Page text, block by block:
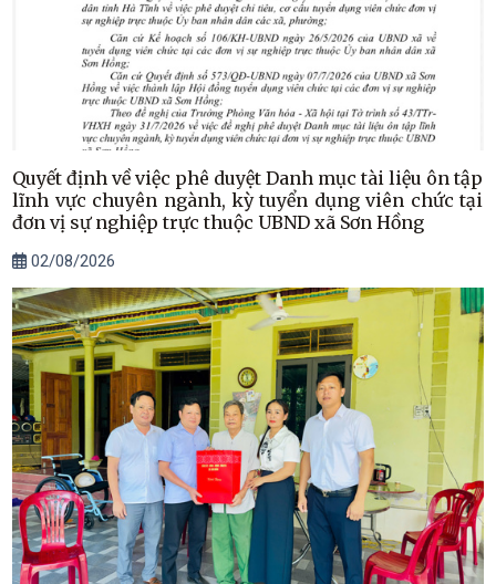
Quyết định về việc phê duyệt Danh mục tài liệu ôn tập
lĩnh vực chuyên ngành, kỳ tuyển dụng viên chức tại
đơn vị sự nghiệp trực thuộc UBND xã Sơn Hồng
02/08/2026